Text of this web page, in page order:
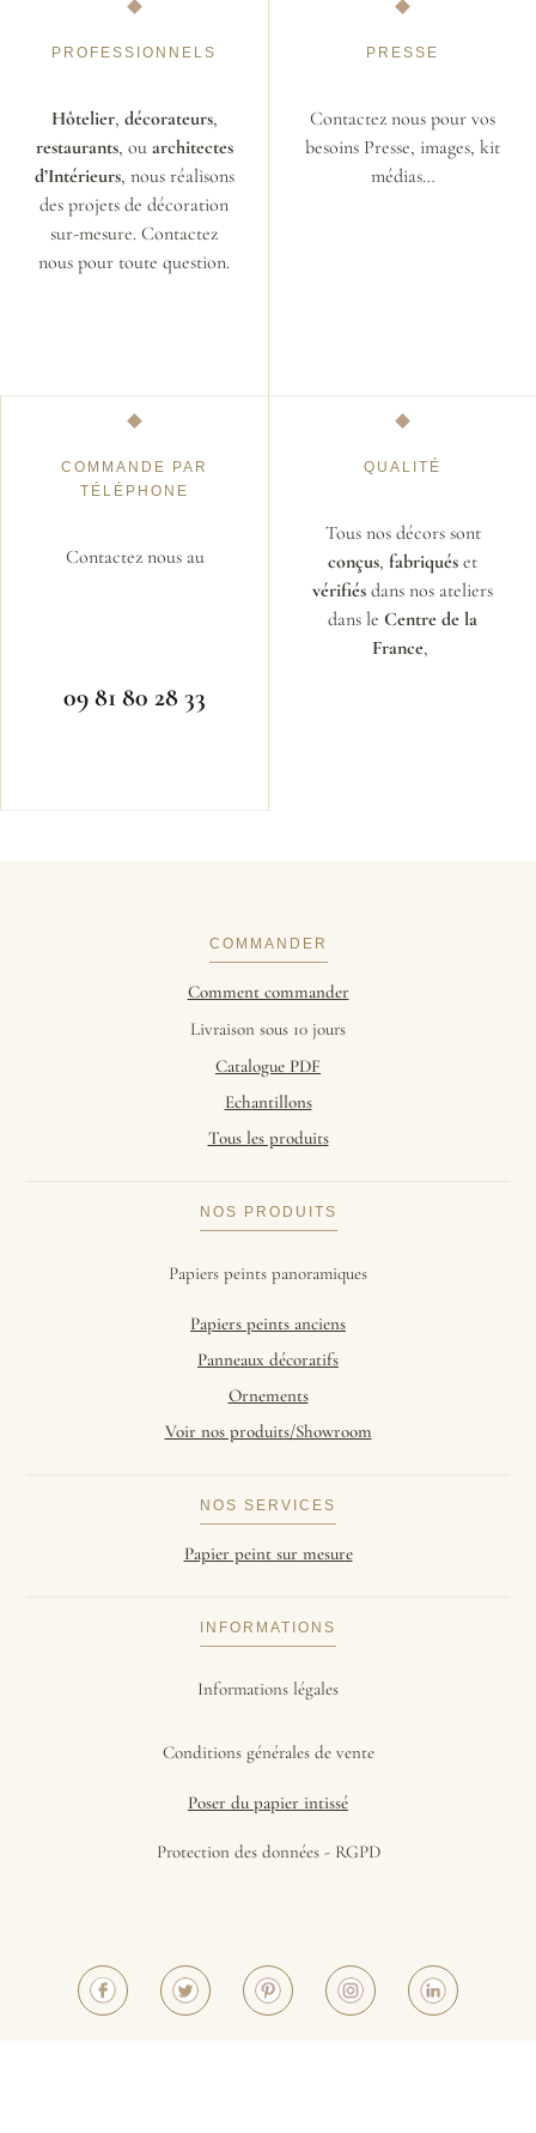
PROFESSIONNELS
Hôtelier, décorateurs,
restaurants, ou architectes
d’Intérieurs, nous réalisons
des projets de décoration
sur-mesure. Contactez
nous pour toute question.
PRESSE
Contactez nous pour vos
besoins Presse, images, kit
médias…
COMMANDE PAR
TÉLÉPHONE
Contactez nous au
09 81 80 28 33
QUALITÉ
Tous nos décors sont
conçus, fabriqués et
vérifiés dans nos ateliers
dans le Centre de la
France,
COMMANDER
Comment commander
Livraison sous 10 jours
Catalogue PDF
Echantillons
Tous les produits
NOS PRODUITS
Papiers peints panoramiques
Papiers peints anciens
Panneaux décoratifs
Ornements
Voir nos produits/Showroom
NOS SERVICES
Papier peint sur mesure
INFORMATIONS
Informations légales
Conditions générales de vente
Poser du papier intissé
Protection des données - RGPD